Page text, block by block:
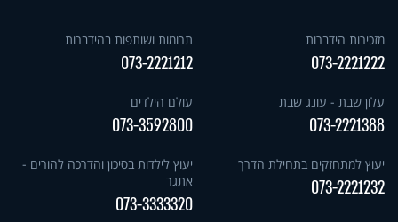
מזכירות הידברות
073-2221222
תרומות ושותפות בהידברות
073-2221212
עלון שבת - עונג שבת
073-2221388
עולם הילדים
073-3592800
יעוץ למתחזקים בתחילת הדרך
073-2221232
יעוץ לילדות בסיכון והדרכה להורים -
אתגר
073-3333320